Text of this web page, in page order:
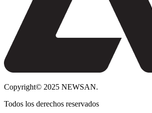
Copyright© 2025 NEWSAN.
Todos los derechos reservados